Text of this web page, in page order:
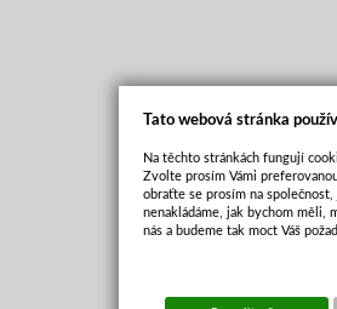
Tato webová stránka
Na těchto stránkách fungují
Zvolte prosím Vámi
obraťte se prosím na
nenakládáme, jak bychom měli,
nás a budeme tak moct Váš